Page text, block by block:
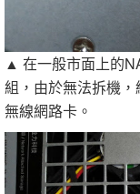
▲ 在一般市面上的
組，由於無法拆機
無線網路卡。